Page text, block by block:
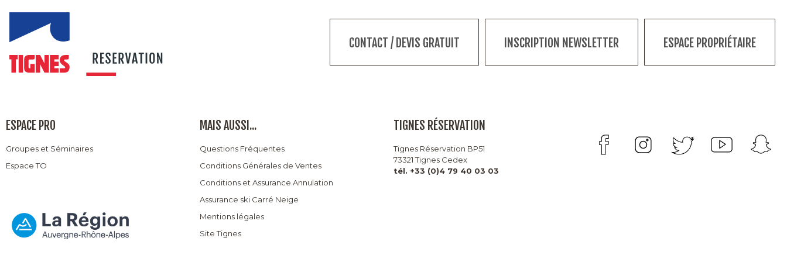
CONTACT / DEVIS GRATUIT INSCRIPTION NEWSLETTER ESPACE PROPRIÉTAIRE
ESPACE PRO
Groupes et Séminaires
Espace TO
MAIS AUSSI...
Questions Fréquentes
Conditions Générales de Ventes
Conditions et Assurance Annulation
Assurance ski Carré Neige
Mentions légales
Site Tignes
TIGNES RÉSERVATION
Tignes Réservation BP51
73321 Tignes Cedex
tél. +33 (0)4 79 40 03 03